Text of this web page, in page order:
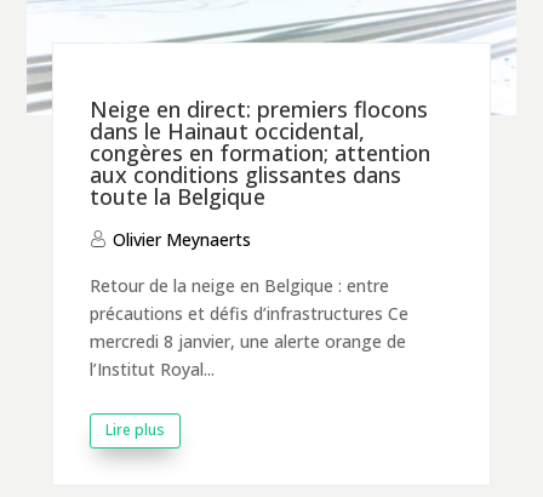
Neige en direct: premiers flocons
dans le Hainaut occidental,
congères en formation; attention
aux conditions glissantes dans
toute la Belgique
Olivier Meynaerts
Retour de la neige en Belgique : entre
précautions et défis d’infrastructures Ce
mercredi 8 janvier, une alerte orange de
l’Institut Royal...
Lire plus